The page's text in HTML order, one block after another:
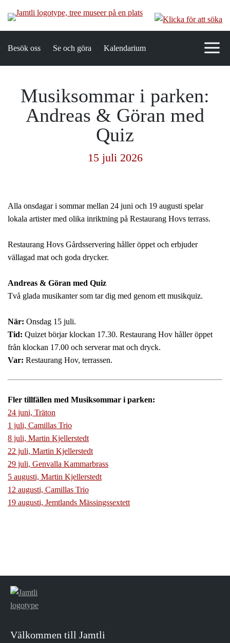
Besök oss Se och göra Kalendarium
Musiksommar i parken:
Andreas & Göran med
Quiz
15 juli 2026
Alla onsdagar i sommar mellan 24 juni och 19 augusti spelar
lokala artister med olika inriktning på Restaurang Hovs terrass.
Restaurang Hovs Gårdsservering håller öppet och erbjuder
vällagad mat och goda drycker.
Andreas & Göran med Quiz
Två glada musikanter som tar dig med genom ett musikquiz.
När: Onsdag 15 juli.
Tid: Quizet börjar klockan 17.30. Restaurang Hov håller öppet
från klockan 17.00 och serverar mat och dryck.
Var: Restaurang Hov, terrassen.
Fler tillfällen med Musiksommar i parken:
24 juni, Träton
1 juli, Camillas Trio
8 juli, Martin Kjellerstedt
22 juli, Martin Kjellerstedt
29 juli, Genvalla Kammarbrass
5 augusti, Martin Kjellerstedt
12 augusti, Camillas Trio
19 augusti, Jemtlands Mässingssextett
Välkommen till Jamtli